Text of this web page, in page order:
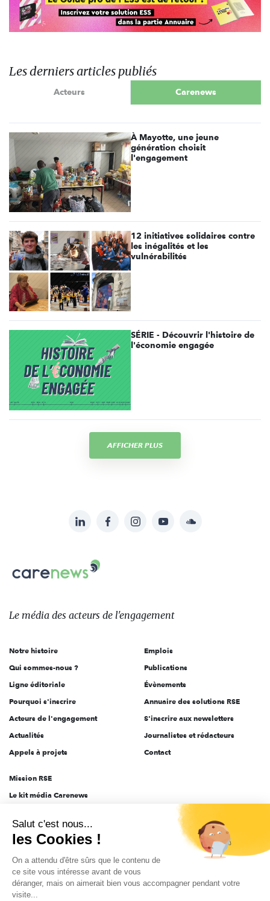
Les derniers articles publiés
Acteurs Carenews
À Mayotte, une jeune
génération choisit
l'engagement
12 initiatives solidaires contre
les inégalités et les
vulnérabilités
SÉRIE - Découvrir l'histoire de
l'économie engagée
AFFICHER PLUS
sur:
LinkedInFacebookInstagramYouTubeSoundcloud
Carenews,
Le
des
l'engagement
Le média des acteurs de l'engagement
Notre histoire
Qui sommes-nous ?
Ligne éditoriale
Pourquoi s'inscrire
Acteurs de l'engagement
Actualités
Appels à projets
Emplois
Publications
Évènements
Annuaire des solutions RSE
S'inscrire aux newsletters
Journalistes et rédacteurs
Contact
Mission RSE
Le kit média Carenews
AEF info
Novethic
PRODURABLE
Inclusiv Day
Salut c'est nous...
les Cookies !
On a attendu d'être sûrs que le contenu de
ce site vous intéresse avant de vous
déranger, mais on aimerait bien vous accompagner pendant votre
visite...